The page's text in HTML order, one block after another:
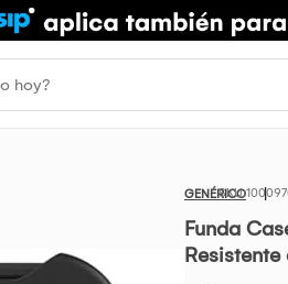
GENÉRICO
Funda